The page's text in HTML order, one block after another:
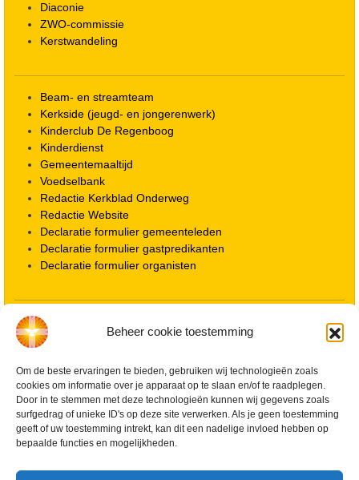
Beheer cookie toestemming
Om de beste ervaringen te bieden, gebruiken wij technologieën zoals
cookies om informatie over je apparaat op te slaan en/of te raadplegen.
Door in te stemmen met deze technologieën kunnen wij gegevens zoals
surfgedrag of unieke ID's op deze site verwerken. Als je geen toestemming
geeft of uw toestemming intrekt, kan dit een nadelige invloed hebben op
bepaalde functies en mogelijkheden.
Diaconie
ZWO-commissie
Kerstwandeling
Beam- en streamteam
Kerkside (jeugd- en jongerenwerk)
Kinderclub De Regenboog
Kinderdienst
Gemeentemaaltijd
Voedselbank
Redactie Kerkblad Onderweg
Redactie Website
Declaratie formulier gemeenteleden
Declaratie formulier gastpredikanten
Declaratie formulier organisten
Locatie kerk
ANBI informatie PGWD
Vrienden van de Grote Kerk
Info Kerkelijke gebouwen / koster
Redactiestatuut voor kerkblad en website
Beleid Veilige Kerk en gedragscode
Privacy
Cookiebeleid (EU)